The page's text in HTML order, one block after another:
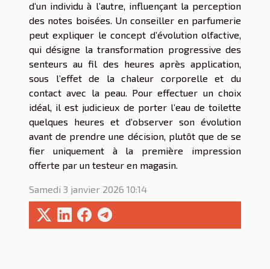
d’un individu à l’autre, influençant la perception
des notes boisées. Un conseiller en parfumerie
peut expliquer le concept d’évolution olfactive,
qui désigne la transformation progressive des
senteurs au fil des heures après application,
sous l’effet de la chaleur corporelle et du
contact avec la peau. Pour effectuer un choix
idéal, il est judicieux de porter l’eau de toilette
quelques heures et d’observer son évolution
avant de prendre une décision, plutôt que de se
fier uniquement à la première impression
offerte par un testeur en magasin.
Samedi 3 janvier 2026 10:14